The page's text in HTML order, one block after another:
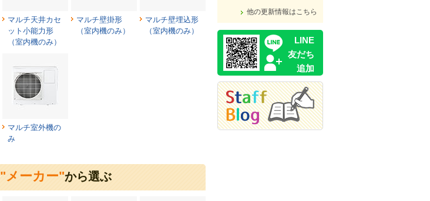
マルチ天井カセ
ット小能力形
（室内機のみ）
マルチ壁掛形
（室内機のみ）
マルチ壁埋込形
（室内機のみ）
マルチ室外機の
み
"メーカー"から選ぶ
他の更新情報はこちら
LINE
友だち
追加